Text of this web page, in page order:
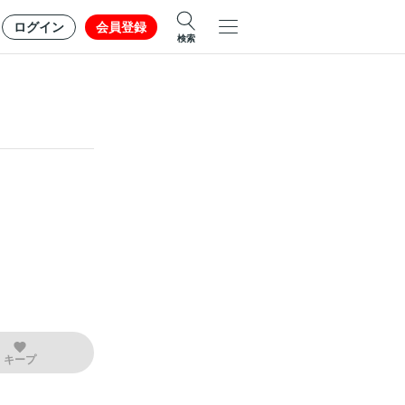
ログイン 会員登録
検索
キープ